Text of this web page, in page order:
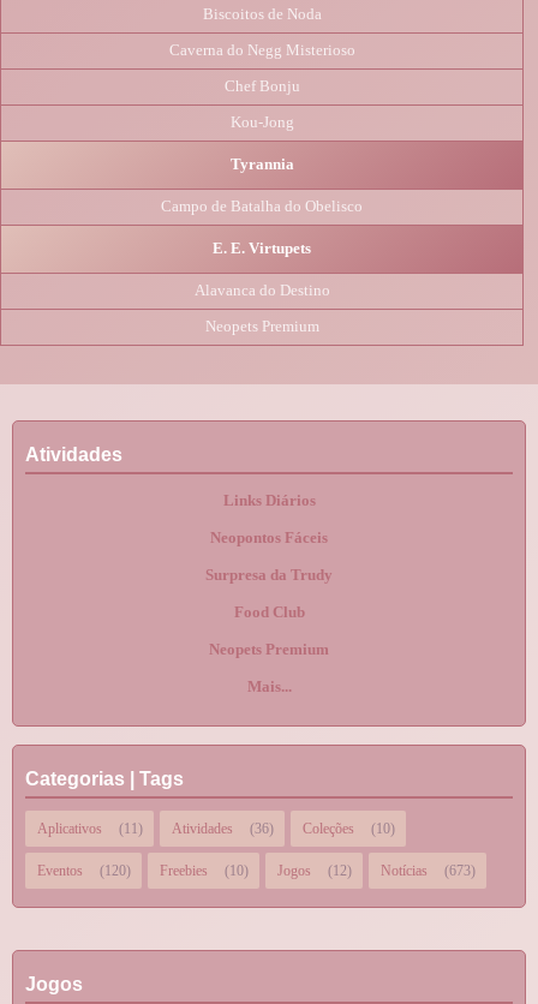
Biscoitos de Noda
Caverna do Negg Misterioso
Chef Bonju
Kou-Jong
Tyrannia
Campo de Batalha do Obelisco
E. E. Virtupets
Alavanca do Destino
Neopets Premium
Atividades
Links Diários
Neopontos Fáceis
Surpresa da Trudy
Food Club
Neopets Premium
Mais...
Categorias | Tags
Aplicativos (11) Atividades (36) Coleções (10)
Eventos (120) Freebies (10) Jogos (12) Notícias (673)
Jogos